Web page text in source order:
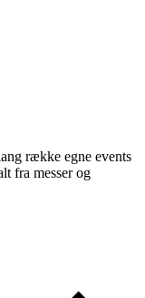
række egne events
fra messer og